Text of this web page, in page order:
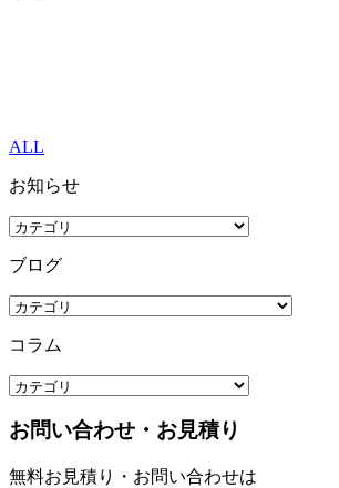
ALL
お知らせ
ブログ
コラム
お問い合わせ・お見積り
無料お見積り・お問い合わせは